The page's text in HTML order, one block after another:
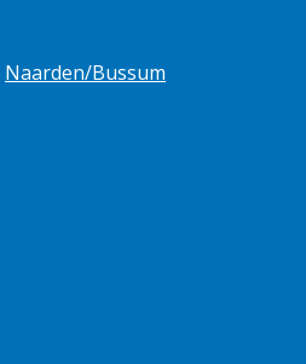
Naarden/Bussum